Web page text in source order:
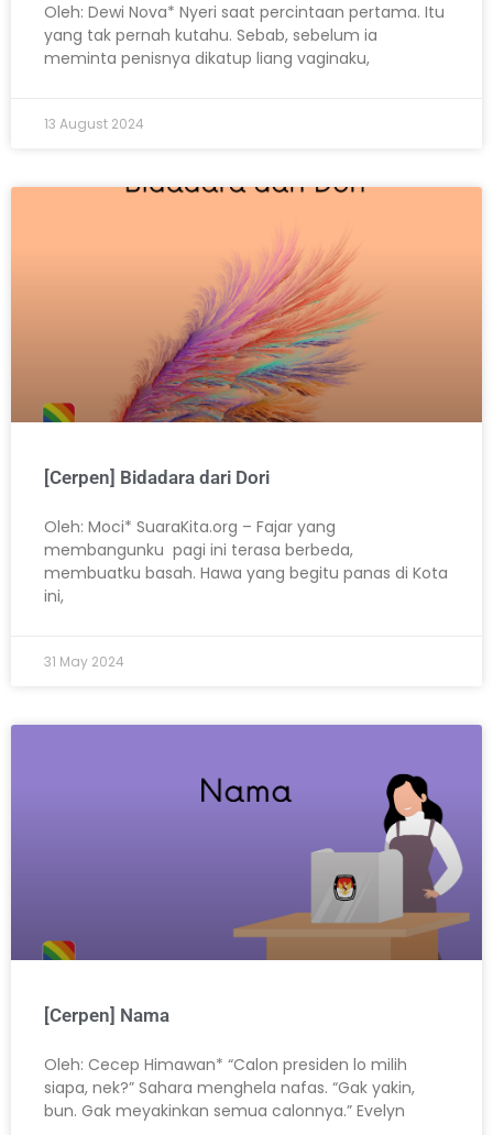
Oleh: Dewi Nova* Nyeri saat percintaan pertama. Itu
yang tak pernah kutahu. Sebab, sebelum ia
meminta penisnya dikatup liang vaginaku,
13 August 2024
[Cerpen] Bidadara dari Dori
Oleh: Moci* SuaraKita.org – Fajar yang
membangunku pagi ini terasa berbeda,
membuatku basah. Hawa yang begitu panas di Kota
ini,
31 May 2024
[Cerpen] Nama
Oleh: Cecep Himawan* “Calon presiden lo milih
siapa, nek?” Sahara menghela nafas. “Gak yakin,
bun. Gak meyakinkan semua calonnya.” Evelyn